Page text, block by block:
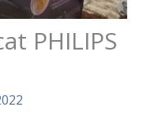
PHILIPS